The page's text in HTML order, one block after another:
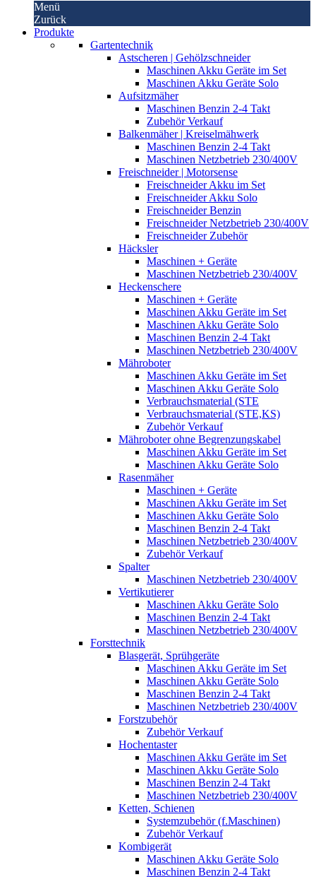
Menü
Zurück
Produkte
Gartentechnik
Astscheren | Gehölzschneider
Maschinen Akku Geräte im Set
Maschinen Akku Geräte Solo
Aufsitzmäher
Maschinen Benzin 2-4 Takt
Zubehör Verkauf
Balkenmäher | Kreiselmähwerk
Maschinen Benzin 2-4 Takt
Maschinen Netzbetrieb 230/400V
Freischneider | Motorsense
Freischneider Akku im Set
Freischneider Akku Solo
Freischneider Benzin
Freischneider Netzbetrieb 230/400V
Freischneider Zubehör
Häcksler
Maschinen + Geräte
Maschinen Netzbetrieb 230/400V
Heckenschere
Maschinen + Geräte
Maschinen Akku Geräte im Set
Maschinen Akku Geräte Solo
Maschinen Benzin 2-4 Takt
Maschinen Netzbetrieb 230/400V
Mähroboter
Maschinen Akku Geräte im Set
Maschinen Akku Geräte Solo
Verbrauchsmaterial (STE
Verbrauchsmaterial (STE,KS)
Zubehör Verkauf
Mähroboter ohne Begrenzungskabel
Maschinen Akku Geräte im Set
Maschinen Akku Geräte Solo
Rasenmäher
Maschinen + Geräte
Maschinen Akku Geräte im Set
Maschinen Akku Geräte Solo
Maschinen Benzin 2-4 Takt
Maschinen Netzbetrieb 230/400V
Zubehör Verkauf
Spalter
Maschinen Netzbetrieb 230/400V
Vertikutierer
Maschinen Akku Geräte Solo
Maschinen Benzin 2-4 Takt
Maschinen Netzbetrieb 230/400V
Forsttechnik
Blasgerät, Sprühgeräte
Maschinen Akku Geräte im Set
Maschinen Akku Geräte Solo
Maschinen Benzin 2-4 Takt
Maschinen Netzbetrieb 230/400V
Forstzubehör
Zubehör Verkauf
Hochentaster
Maschinen Akku Geräte im Set
Maschinen Akku Geräte Solo
Maschinen Benzin 2-4 Takt
Maschinen Netzbetrieb 230/400V
Ketten, Schienen
Systemzubehör (f.Maschinen)
Zubehör Verkauf
Kombigerät
Maschinen Akku Geräte Solo
Maschinen Benzin 2-4 Takt